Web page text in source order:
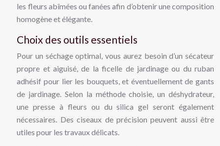
les fleurs abîmées ou fanées afin d’obtenir une composition
homogène et élégante.
Choix des outils essentiels
Pour un séchage optimal, vous aurez besoin d’un sécateur
propre et aiguisé, de la ficelle de jardinage ou du ruban
adhésif pour lier les bouquets, et éventuellement de gants
de jardinage. Selon la méthode choisie, un déshydrateur,
une presse à fleurs ou du silica gel seront également
nécessaires. Des ciseaux de précision peuvent aussi être
utiles pour les travaux délicats.